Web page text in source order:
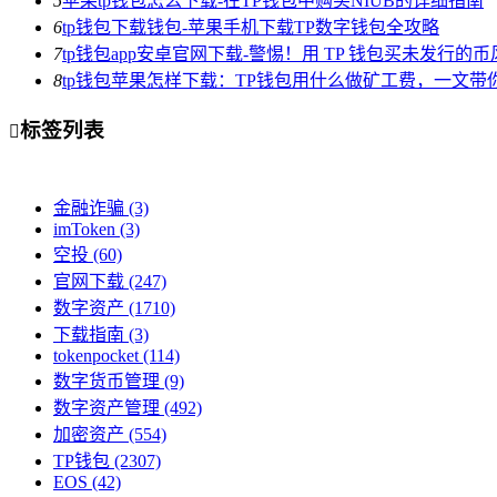
6tp钱包下载钱包-苹果手机下载TP数字钱包全攻略
7tp钱包app安卓官网下载-警惕！用 TP 钱包买未发行的币
8tp钱包苹果怎样下载：TP钱包用什么做矿工费，一文带
标签列表
金融诈骗 (3)
imToken (3)
空投 (60)
官网下载 (247)
数字资产 (1710)
下载指南 (3)
tokenpocket (114)
数字货币管理 (9)
数字资产管理 (492)
加密资产 (554)
TP钱包 (2307)
EOS (42)